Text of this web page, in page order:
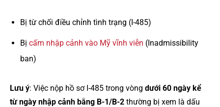
Bị từ chối điều chỉnh tình trạng (I-485)
Bị cấm nhập cảnh vào Mỹ vĩnh viễn (Inadmissibility
ban)
Lưu ý: Việc nộp hồ sơ I-485 trong vòng dưới 60 ngày kể
từ ngày nhập cảnh bằng B-1/B-2 thường bị xem là dấu